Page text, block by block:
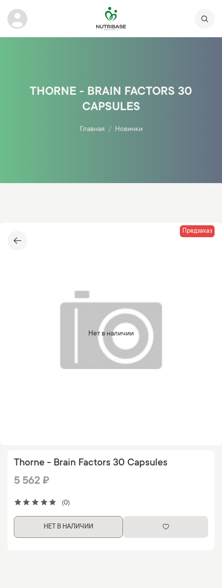
THORNE - BRAIN FACTORS 30
CAPSULES
Главная Новинки
Нет в наличии
Предзаказ
(0)
Thorne - Brain Factors 30 Capsules
5 562 ₽
НЕТ В НАЛИЧИИ